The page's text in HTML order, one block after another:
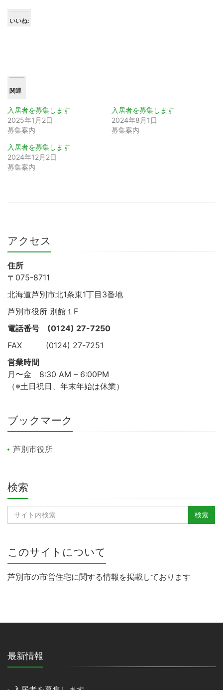
いいね:
関連
入居者を募集します
2025年1月2日
募集案内
入居者を募集します
2024年8月1日
募集案内
入居者を募集します
2024年12月2日
募集案内
アクセス
住所
〒075-8711
北海道芦別市北1条東1丁目3番地
芦別市役所 別館１F
電話番号 (0124) 27-7250
FAX (0124) 27-7251
営業時間
月〜金 8:30 AM – 6:00PM
（※土日祝日、年末年始は休業）
ブックマーク
芦別市役所
検索
このサイトについて
芦別市の市営住宅に関する情報を掲載しております
最新情報